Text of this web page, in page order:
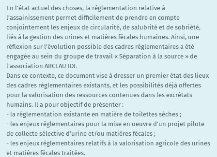
En l’état actuel des choses, la réglementation relative à
l’assainissement permet difficilement de prendre en compte
conjointement les enjeux de circularité, de salubrité et de sobriété,
liés à la gestion des urines et matières fécales humaines. Ainsi, une
réflexion sur l’évolution possible des cadres réglementaires a été
engagée au sein du groupe de travail « Séparation à la source » de
l’association ARCEAU IDF.
Dans ce contexte, ce document vise à dresser un premier état des lieux
des cadres réglementaires existants, et les possibilités déjà offertes
pour la valorisation des ressources contenues dans les excrétats
humains. Il a pour objectif de présenter :
- la réglementation existante en matière de toilettes sèches ;
- les enjeux réglementaires pour la mise en oeuvre d’un projet pilote
de collecte sélective d’urine et/ou matières fécales ;
- les enjeux réglementaires relatifs à la valorisation agricole des urines
et matières fécales traitées.